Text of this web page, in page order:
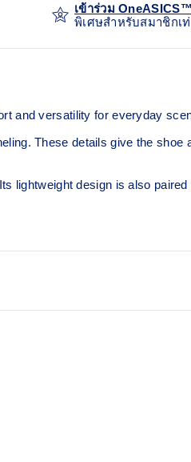
เข้าร่วม OneASICS™
พิเศษสำหรับสมาชิกเ
and versatility for everyday
These details give the shoe
lightweight design is also
system